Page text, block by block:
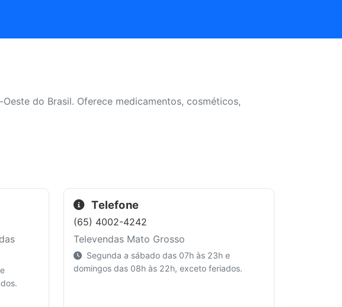
do Brasil. Oferece medicamentos, cosméticos,
Telefone
(65) 4002-4242
Televendas Mato Grosso
Segunda a sábado das 07h às 23h e
domingos das 08h às 22h, exceto feriados.